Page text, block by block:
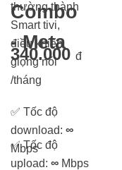
thường thành
Smart tivi,
điều khiển
giọng nói
Combo
- Meta
340.000 đ
/tháng
✅ Tốc độ
download: ∞
Mbps
✅Tốc độ
upload: ∞ Mbps